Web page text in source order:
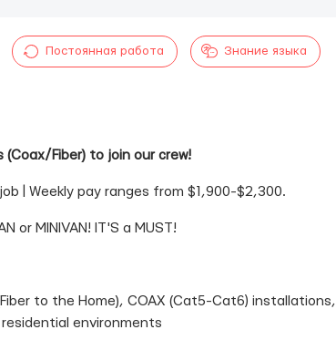
Постоянная работа Знание языка
Fiber) to join our crew!
| Weekly pay ranges from $1,900-$2,300.
or MINIVAN! IT'S a MUST!
to the Home), COAX (Cat5-Cat6) installations,
environments